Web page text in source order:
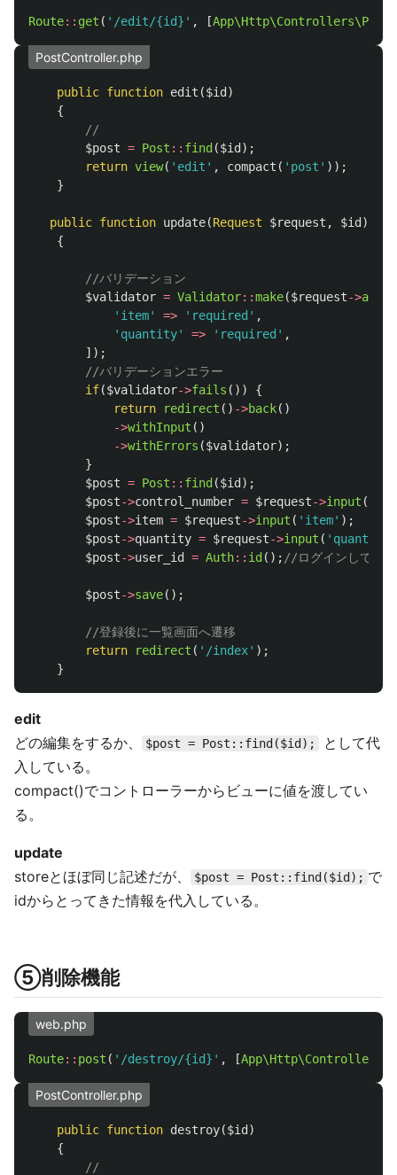
Route:: get ( '/edit/{id}' , [
PostController.php
public function edit ($id )
{
//
$post = Post :: find ($id );
return view( 'edit' , compact ( 'post' ));
}
public function update(Request $request , $id )
{
//バリデーション
$validator = Validator::make($request->all
'item'
=> 'required' ,
'quantity'
=> 'required' ,
]);
//バリデーションエラー
if($validator->fails ())
{
return
redirect () ->back()
->withInput ()
->withErrors ($validator);
}
$post = Post :: find ($id );
$post->control_number = $request->input (
$post->item = $request->input ( 'item' );
$post->quantity = $request->input ( 'quantity'
$post->user_id = Auth:: id (); //ログインしてい
$post->save();
//登録後に一覧画面へ遷移
return
redirect ( '/index' );
}
edit
どの編集をするか、
$post = Post::find($id);
として代
入している。
compact()でコントローラーからビューに値を渡してい
る。
update
storeとほぼ同じ記述だが、
$post = Post::find($id); で
idからとってきた情報を代入している。
⑤削除機能
web.php
Route:: post ( '/destroy/{id}' , [
PostController.php
public function destroy($id )
{
//